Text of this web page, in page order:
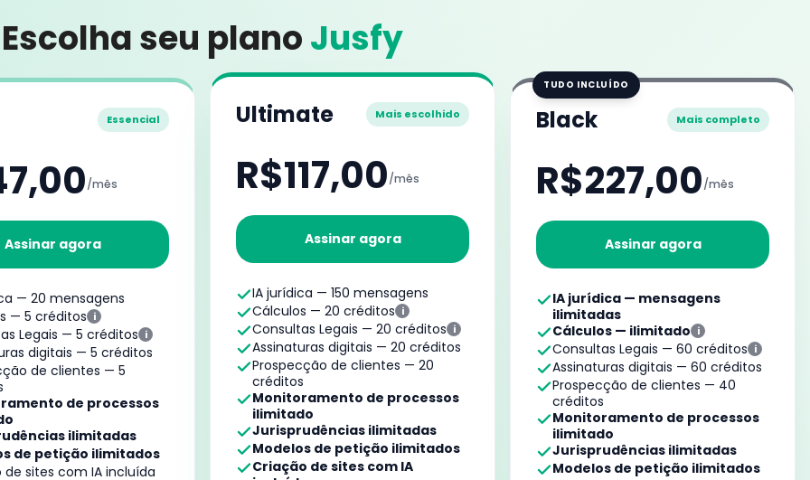
Escolha seu planoJusfy
Essencial
/mês
Assinar agora
— 20 mensagens
— 5 créditos i
Legais — 5 créditos i
digitais — 5 créditos
de clientes — 5
de processos
ilimitadas
de petição ilimitados
de sites com IA incluída
Ultimate Mais escolhido
R$117,00/mês
Assinar agora
IA jurídica — 150 mensagens
Cálculos — 20 créditos i
Consultas Legais — 20 créditos i
Assinaturas digitais — 20 créditos
Prospecção de clientes — 20
créditos
Monitoramento de processos
ilimitado
Jurisprudências ilimitadas
Modelos de petição ilimitados
Criação de sites com IA
TUDO INCLUÍDO
Black Mais completo
R$227,00/mês
Assinar agora
IA jurídica — mensagens
ilimitadas
Cálculos — ilimitado i
Consultas Legais — 60 créditos i
Assinaturas digitais — 60 créditos
Prospecção de clientes — 40
créditos
Monitoramento de processos
ilimitado
Jurisprudências ilimitadas
Modelos de petição ilimitados